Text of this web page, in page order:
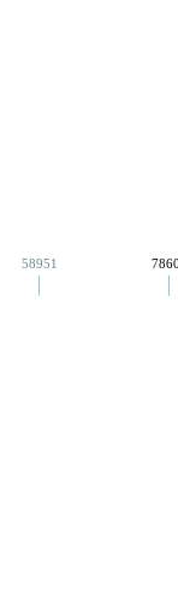
58951